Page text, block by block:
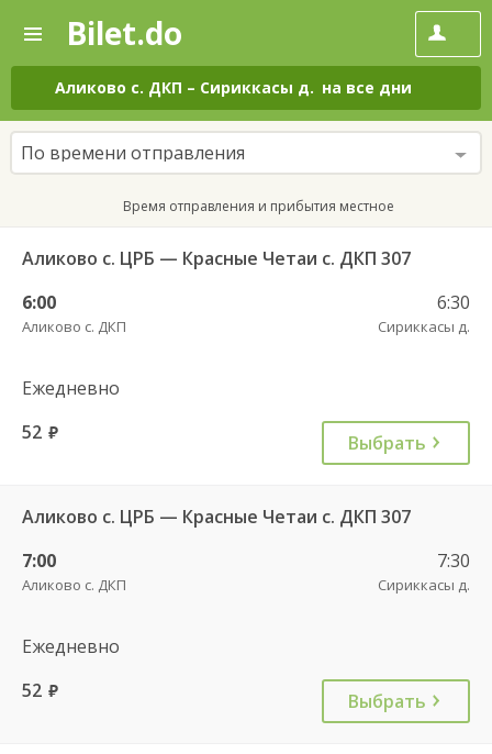
—
Поиск
и
покупка
билетов
на
автобус
онлайн
Bilet.do
Аликово с. ДКП – Сириккасы д. на все дни
По времени отправления
Время отправления и прибытия местное
Аликово с. ЦРБ — Красные Четаи с. ДКП 307
6:00
Аликово с. ДКП
6:30
Сириккасы д.
Ежедневно
52 руб. Выбрать
Аликово с. ЦРБ — Красные Четаи с. ДКП 307
7:00
Аликово с. ДКП
7:30
Сириккасы д.
Ежедневно
52 руб. Выбрать